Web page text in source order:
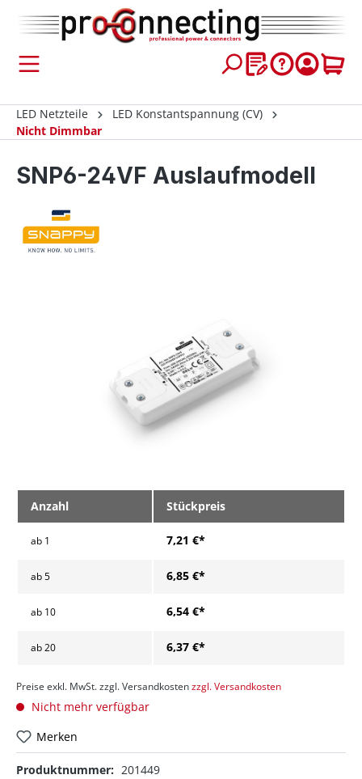
springen
LED Netzteile
LED Konstantspannung (CV)
Nicht Dimmbar
SNP6-24VF Auslaufmodell
Anzahl Stückpreis
ab 1 7,21 €*
ab5 6,85 €*
ab 10 6,54 €*
ab20 6,37 €*
Preise exkl. MwSt. zzgl. Versandkostenzzgl. Versandkosten
Nicht mehr verfügbar
Merken
Produktnummer: 201449